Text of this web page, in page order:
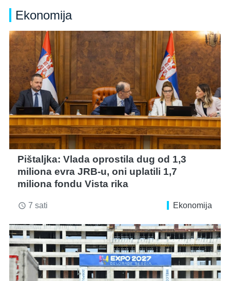
Ekonomija
Pištaljka: Vlada oprostila dug od 1,3
miliona evra JRB-u, oni uplatili 1,7
miliona fondu Vista rika
access_time 7 sati Ekonomija